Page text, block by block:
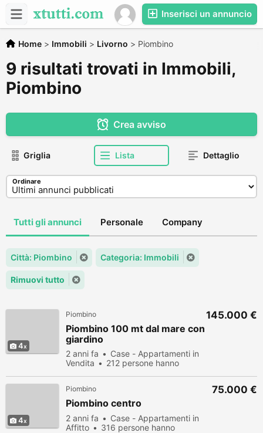
Inserisci un annuncio
Home > Immobili > Livorno > Piombino
9 risultati trovati in Immobili,
Piombino
Crea avviso
Griglia Lista Dettaglio
Ordinare
Tutti gli annunci Personale Company
Città: Piombino Categoria: Immobili
Rimuovi tutto
4
Piombino
Piombino 100 mt dal mare con
giardino
2 anni fa
Case - Appartamenti in
Vendita
212 persone hanno
145.000 €
4
Piombino
Piombino centro
2 anni fa
Case - Appartamenti in
Affitto
316 persone hanno
75.000 €